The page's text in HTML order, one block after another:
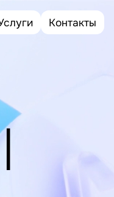
Контакты